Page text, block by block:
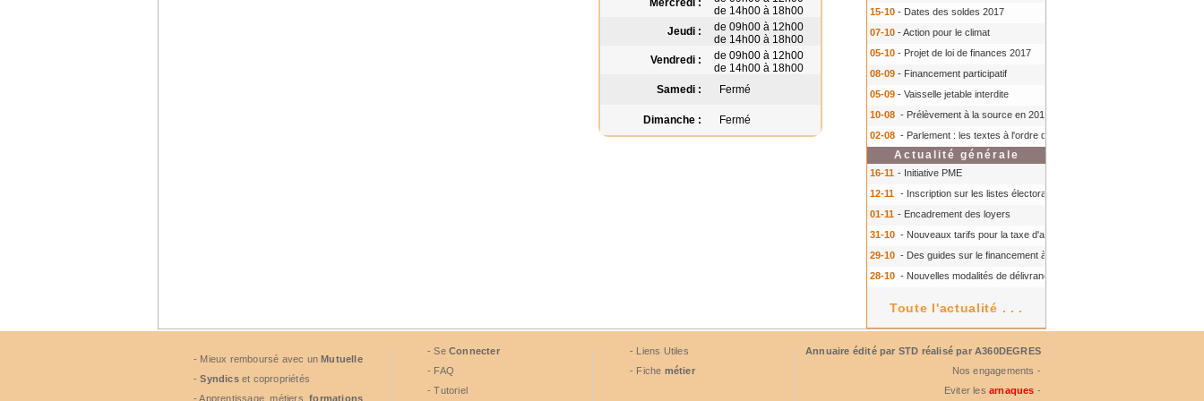
15-10 - Dates des soldes 2017
07-10 - Action pour le climat
05-10 - Projet de loi de finances 2017
08-09 - Financement participatif
05-09 - Vaisselle jetable interdite
10-08 - Prélèvement à la source en 2018
02-08 - Parlement : les textes à l'ordre du jour à l'automne 2016
Actualité générale
16-11 - Initiative PME
12-11 - Inscription sur les listes électorales : comment faire ?
01-11 - Encadrement des loyers
31-10 - Nouveaux tarifs pour la taxe d'aéroport
29-10 - Des guides sur le financement à court terme des TPE
28-10 - Nouvelles modalités de délivrance du Certiphyto
Toute l'actualité . . .
Mercredi :
de 14h00 à 18h00
Jeudi :
de 09h00 à 12h00
de 14h00 à 18h00
Vendredi :
de 09h00 à 12h00
de 14h00 à 18h00
Samedi :
Fermé
Dimanche : Fermé
- Mieux remboursé avec unMutuelle
-Syndicset copropriétés
- Apprentissage, métiers,formations
- Se Connecter
- FAQ
- Tutoriel
- Liens Utiles
- Fiche métier
Annuaire édité par STD réalisé par A360DEGRES
Nos engagements -
Eviter les arnaques -